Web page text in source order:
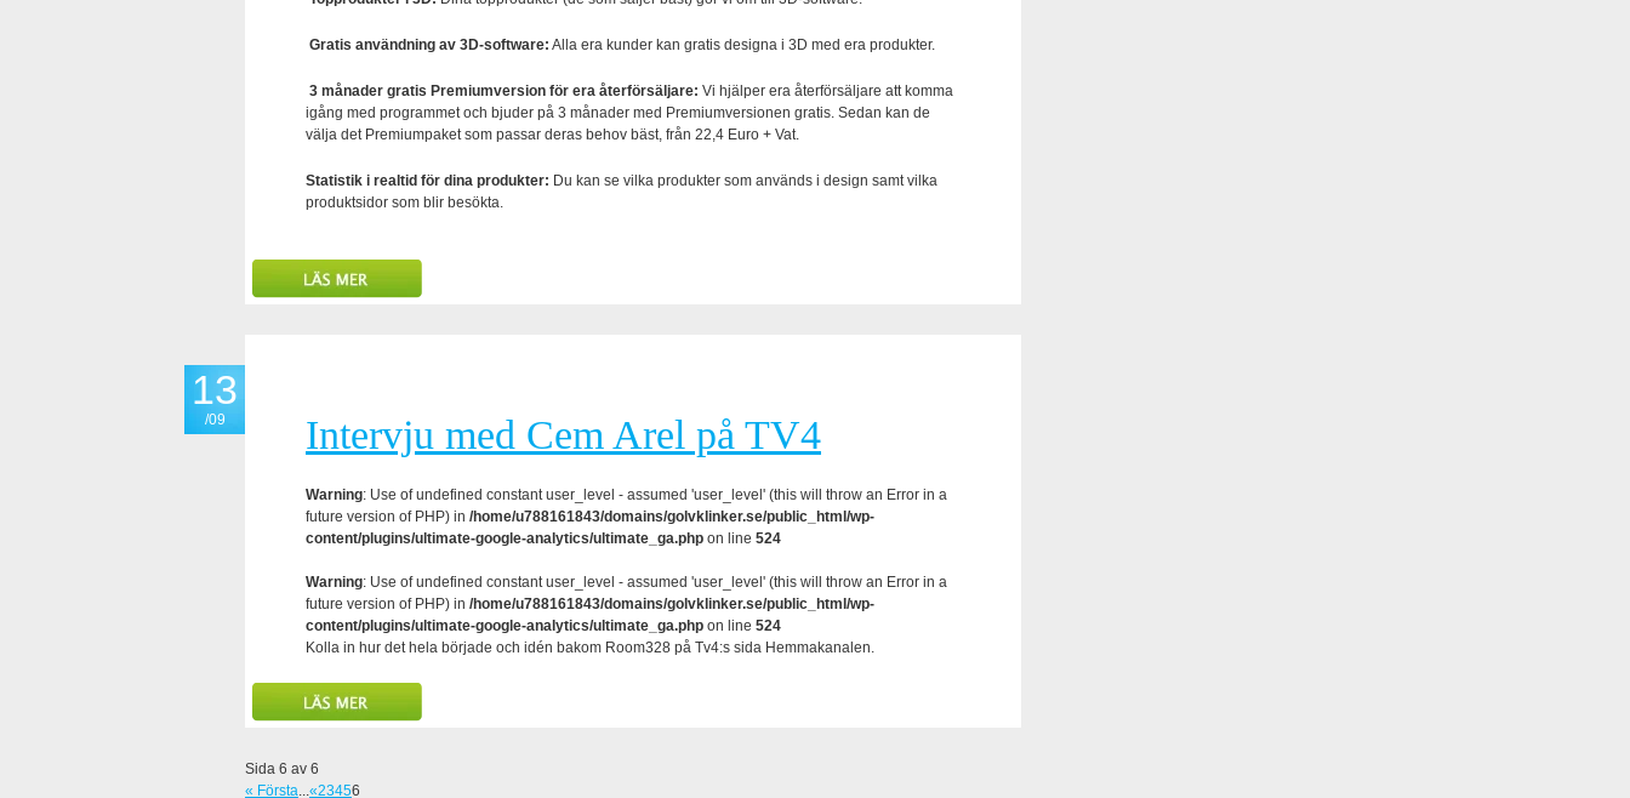
Gratis användning av 3D-software: Alla era kunder kan gratis designa i 3D med era produkter.
3 månader gratis Premiumversion för era återförsäljare: Vi hjälper era återförsäljare att komma
igång med programmet och bjuder på 3 månader med Premiumversionen gratis. Sedan kan de
välja det Premiumpaket som passar deras behov bäst, från 22,4 Euro + Vat.
Statistik i realtid för dina produkter: Du kan se vilka produkter som används i design samt vilka
produktsidor som blir besökta.
13
/09 Intervju med Cem Arel på TV4
Warning: Use of undefined constant user_level - assumed 'user_level' (this will throw an Error in a
future version of PHP) in /home/u788161843/domains/golvklinker.se/public_html/wp-
content/plugins/ultimate-google-analytics/ultimate_ga.php on line 524
Warning: Use of undefined constant user_level - assumed 'user_level' (this will throw an Error in a
future version of PHP) in /home/u788161843/domains/golvklinker.se/public_html/wp-
content/plugins/ultimate-google-analytics/ultimate_ga.php on line 524
Kolla in hur det hela började och idén bakom Room328 på Tv4:s sida Hemmakanalen.
Sida 6 av 6
« Första...«23456